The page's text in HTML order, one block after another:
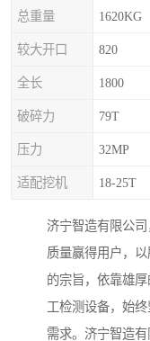
总重量 1620KG
较大开口 820
全长 1800
破碎力 79T
压力 32MP
适配挖机 18-25T
济宁智造有限公
质量赢得用户，
的宗旨，依靠雄
工检测设备，始
需求。济宁智造